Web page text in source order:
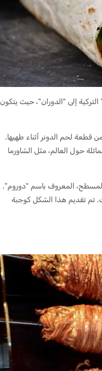
إلى “الدوران”، حيث يتكون
لحم الدونر أثناء طهيها.
حول العالم، مثل الشاورما
المعروف باسم “دوروم”.
تم تقديم هذا الشكل كوجبة